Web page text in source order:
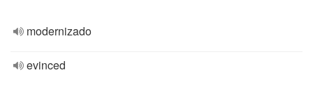
modernizado
evinced